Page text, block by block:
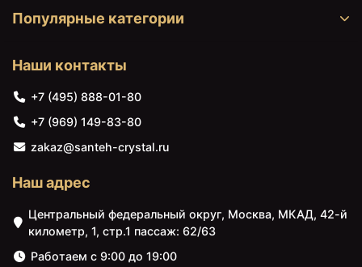
29575 ₽
Пенал подвесной белый
Nokturn 1350L-TP811
Caprigo Nokturn 1350R-
Популярные категории
Наши контакты
+7 (495) 888-01-80
+7 (969) 149-83-80
zakaz@santeh-crystal.ru
Наш адрес
Центральный федеральный округ, Москва, МКАД, 42-й
километр, 1, стр.1 пассаж: 62/63
Работаем с 9:00 до 19:00